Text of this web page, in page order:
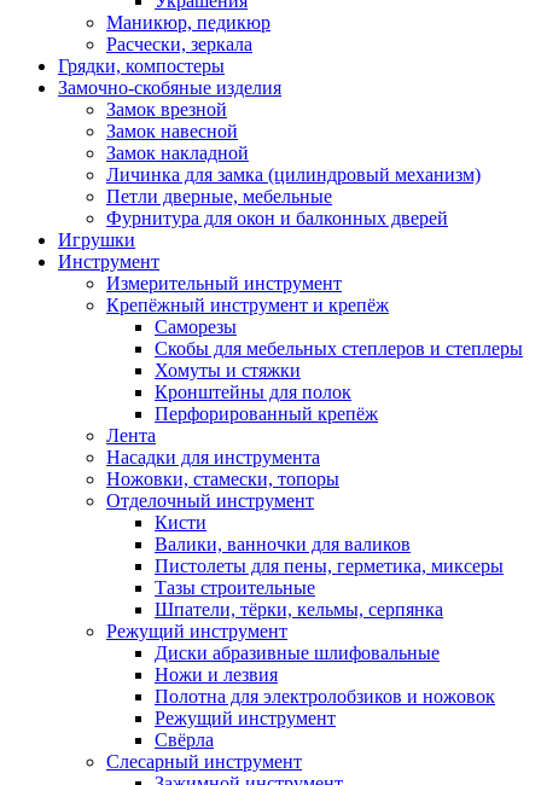
Маникюр, педикюр
Расчески, зеркала
Грядки, компостеры
Замочно-скобяные изделия
Замок врезной
Замок навесной
Замок накладной
Личинка для замка (цилиндровый механизм)
Петли дверные, мебельные
Фурнитура для окон и балконных дверей
Игрушки
Инструмент
Измерительный инструмент
Крепёжный инструмент и крепёж
Саморезы
Скобы для мебельных степлеров и степлеры
Хомуты и стяжки
Кронштейны для полок
Перфорированный крепёж
Лента
Насадки для инструмента
Ножовки, стамески, топоры
Отделочный инструмент
Кисти
Валики, ванночки для валиков
Пистолеты для пены, герметика, миксеры
Тазы строительные
Шпатели, тёрки, кельмы, серпянка
Режущий инструмент
Диски абразивные шлифовальные
Ножи и лезвия
Полотна для электролобзиков и ножовок
Режущий инструмент
Свёрла
Слесарный инструмент